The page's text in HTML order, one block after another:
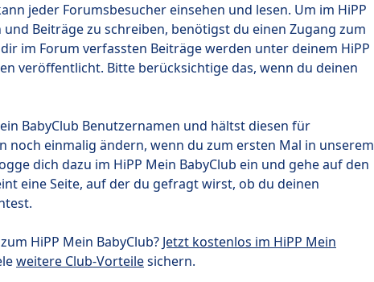
jeder Forumsbesucher einsehen und lesen. Um im HiPP
Beiträge zu schreiben, benötigst du einen Zugang zum
im Forum verfassten Beiträge werden unter deinem HiPP
veröffentlicht. Bitte berücksichtige das, wenn du deinen
BabyClub Benutzernamen und hältst diesen für
noch einmalig ändern, wenn du zum ersten Mal in unserem
dich dazu im HiPP Mein BabyClub ein und gehe auf den
eine Seite, auf der du gefragt wirst, ob du deinen
HiPP Mein BabyClub? Jetzt kostenlos im HiPP Mein
weitere Club-Vorteilesichern.